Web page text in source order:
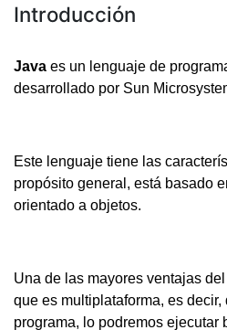
Introducción
Java es un lenguaje de
desarrollado por Sun
Este lenguaje tiene las
propósito general, está basado
orientado a objetos.
Una de las mayores ventajas
que es multiplataforma, es decir,
programa, lo podremos ejecutar